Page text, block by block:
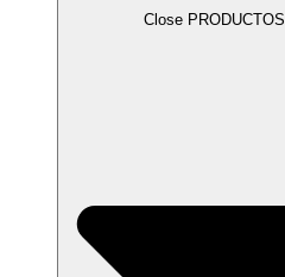
Close PRODUCTOS